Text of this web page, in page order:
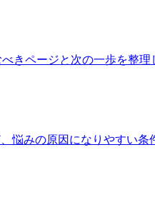
きページと次の一歩を整理
悩みの原因になりやすい条